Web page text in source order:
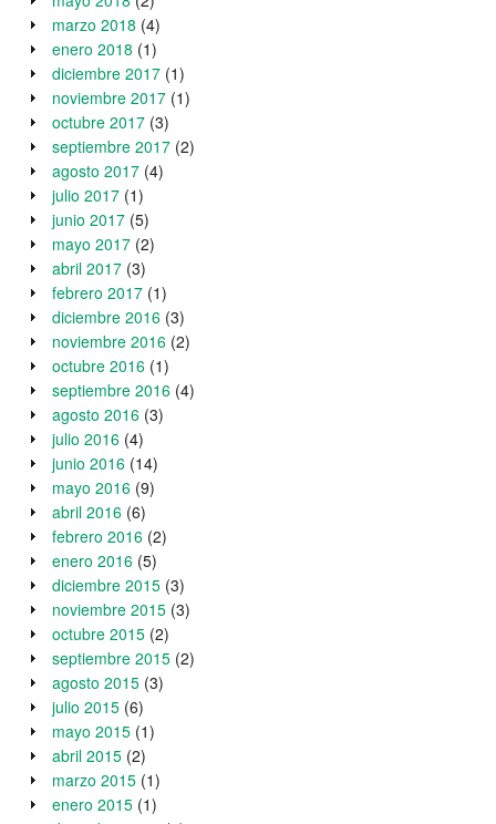
marzo 2018 (4)
enero 2018 (1)
diciembre 2017 (1)
noviembre 2017 (1)
octubre 2017 (3)
septiembre 2017 (2)
agosto 2017 (4)
julio 2017 (1)
junio 2017 (5)
mayo 2017 (2)
abril 2017 (3)
febrero 2017 (1)
diciembre 2016 (3)
noviembre 2016 (2)
octubre 2016 (1)
septiembre 2016 (4)
agosto 2016 (3)
julio 2016 (4)
junio 2016 (14)
mayo 2016 (9)
abril 2016 (6)
febrero 2016 (2)
enero 2016 (5)
diciembre 2015 (3)
noviembre 2015 (3)
octubre 2015 (2)
septiembre 2015 (2)
agosto 2015 (3)
julio 2015 (6)
mayo 2015 (1)
abril 2015 (2)
marzo 2015 (1)
enero 2015 (1)